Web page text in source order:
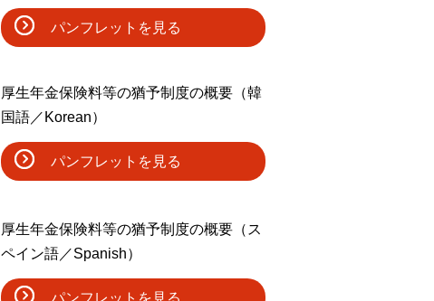
パンフレットを見る
厚生年金保険料等の猶予制度の概要（韓
国語／Korean）
パンフレットを見る
厚生年金保険料等の猶予制度の概要（ス
ペイン語／Spanish）
パンフレットを見る